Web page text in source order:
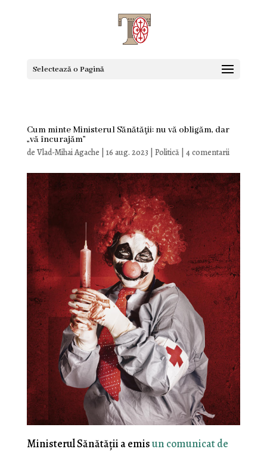
Selectează o Pagină
Cum minte Ministerul Sănătăţii: nu vă obligăm, dar
„vă încurajăm”
de Vlad-Mihai Agache 16 aug. 2023 Politică| 4 comentarii
Ministerul Sănătăţii a emisun comunicat de